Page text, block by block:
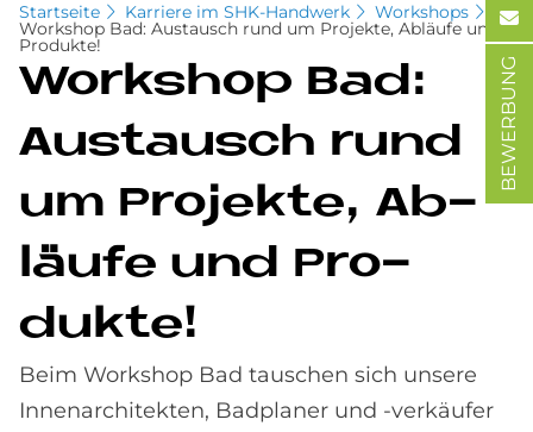
Startseite Karriere im SHK-Handwerk Workshops
Workshop Bad: Austausch rund um Projekte, Abläufe und
Produkte!
Work­s­hop Bad:
Aus­tausch rund
um Pro­jek­te, Ab­
läu­fe und Pro­
duk­te!
Beim Workshop Bad tauschen sich unsere
Innenarchitekten, Badplaner und -verkäufer
BEWERBUNG